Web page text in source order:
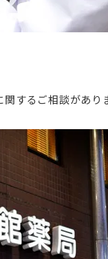
するご相談があ